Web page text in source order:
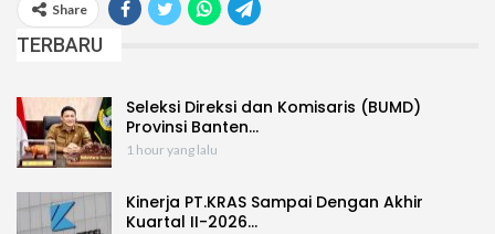
Share
TERBARU
Seleksi Direksi dan Komisaris (BUMD)
Provinsi Banten…
1 hour yang lalu
Kinerja PT.KRAS Sampai Dengan Akhir
Kuartal II-2026…